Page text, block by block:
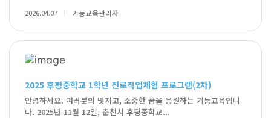
2026.04.07 기둥교육관리자
2025 후평중학교 1학년 진로직업체험 프로그램(2차)
안녕하세요. 여러분의 멋지고, 소중한 꿈을 응원하는 기둥교육입니
다. 2025년 11월 12일, 춘천시 후평중학교...